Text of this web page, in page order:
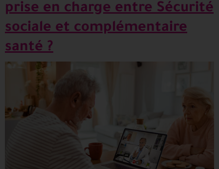
prise en charge entre Sécurité
sociale et complémentaire
santé ?